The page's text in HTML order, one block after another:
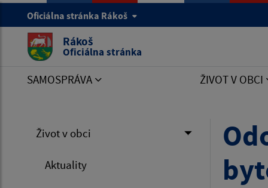
Oficiálna stránka Rákoš
Rákoš
Oficiálna stránka
SAMOSPRÁVA ŽIVOT V OBCI
Život v obci
Aktuality